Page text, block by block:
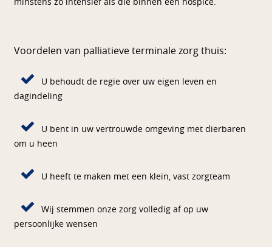
minstens zo intensief als die binnen een hospice.
Voordelen van palliatieve terminale zorg thuis:
U behoudt de regie over uw eigen leven en
dagindeling
U bent in uw vertrouwde omgeving met dierbaren
om u heen
U heeft te maken met een klein, vast zorgteam
Wij stemmen onze zorg volledig af op uw
persoonlijke wensen